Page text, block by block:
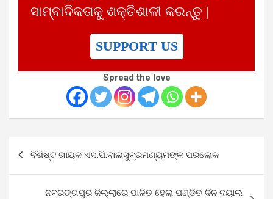
ସାମ୍ବାଦିକତାକୁ ଶକ୍ତିଶାଳୀ କରନ୍ତୁ |
SUPPORT US
Spread the love
navigation
ବିଶିଷ୍ଟ ଗାୟକ ଏସ.ପି.ବାଲସୁବ୍ରମଣ୍ୟମଙ୍କ ପରଲୋକ
ନବରଙ୍ଗପୁର ଜିଲ୍ଲାରେ ପାଳିତ ହେଲା ପଣ୍ଡିତ ଦିନ ଦୟାଲ